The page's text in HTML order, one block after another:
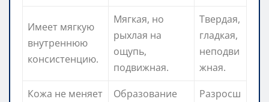
Имеет мягкую
внутреннюю
консистенцию.
Мягкая, но
рыхлая на
ощупь,
подвижная.
Твердая,
гладкая,
неподви
жная.
Кожа не меняет
Образование
Разросш